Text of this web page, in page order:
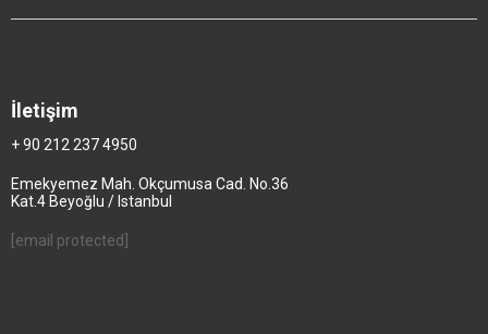
İletişim
+ 90 212 237 4950
Emekyemez Mah. Okçumusa Cad. No.36
Kat.4 Beyoğlu / Istanbul
[email protected]